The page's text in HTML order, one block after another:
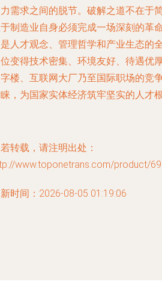
需求之间的脱节。破解之道不在于
制造业自身必须完成一场深刻的革
人才观念、管理哲学和产业生态的
变得技术密集、环境友好、待遇优
楼、互联网大厂乃至国际职场的竞
，为国家实体经济筑牢坚实的人才根
转载，请注明出处：
www.toponetrans.com/product/
时间：2026-08-05 01:19:06